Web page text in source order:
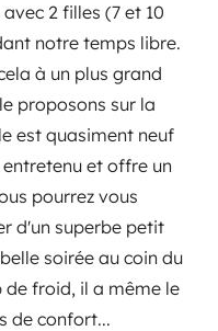
2 filles (7 et 10
notre temps libre.
à un plus grand
proposons sur la
est quasiment neuf
et offre un
pourrez vous
d'un superbe petit
soirée au coin du
de froid, il a même le
de confort...